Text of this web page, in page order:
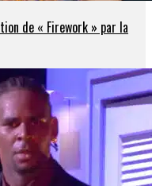
de « Firework » par la